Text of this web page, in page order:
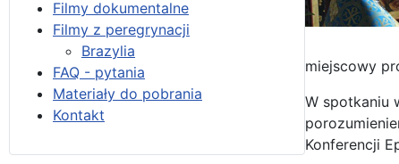
Filmy dokumentalne
Filmy z peregrynacji
Brazylia
FAQ - pytania
Materiały do pobrania
Kontakt
miejscowy
W spotkaniu
Konferencji